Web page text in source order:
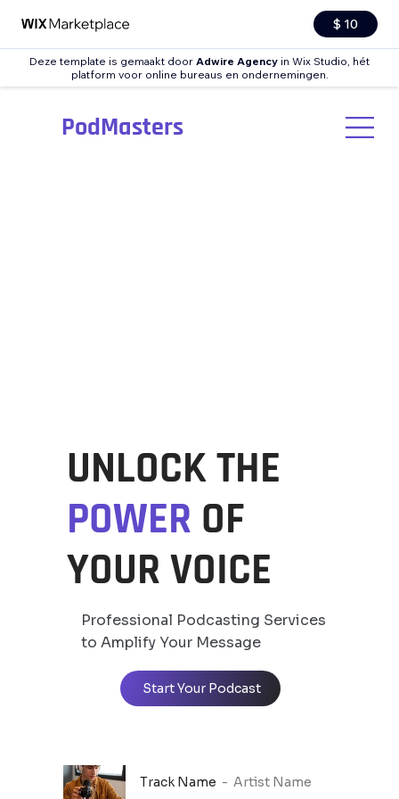
$ 10
Deze template is gemaakt door Adwire Agency in Wix Studio, hét
platform voor online bureaus en ondernemingen.